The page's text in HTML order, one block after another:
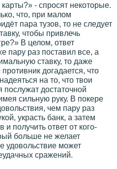
- спросят некоторые.
что, при малом
пара тузов, то не следует
чтобы привлечь
В целом, ответ
пару раз поставил все, а
ставку, то даже
догадается, что
на то, что твои
достаточной
сильную руку. В покере
чем пару раз
украсть банк, а затем
и получить ответ от кого-
больше не желает
удовольствие может
сражений.